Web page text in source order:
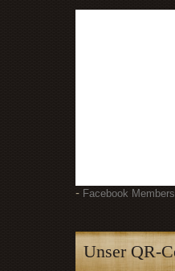
- Facebook
Unser QR-